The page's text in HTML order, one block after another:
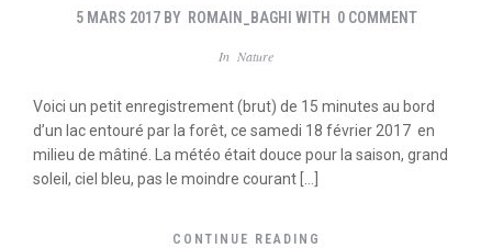
5 MARS 2017 BY ROMAIN_BAGHI WITH 0 COMMENT
In Nature
Voici un petit enregistrement (brut) de 15 minutes au bord
d’un lac entouré par la forêt, ce samedi 18 février 2017 en
milieu de mâtiné. La météo était douce pour la saison, grand
soleil, ciel bleu, pas le moindre courant […]
CONTINUE READING